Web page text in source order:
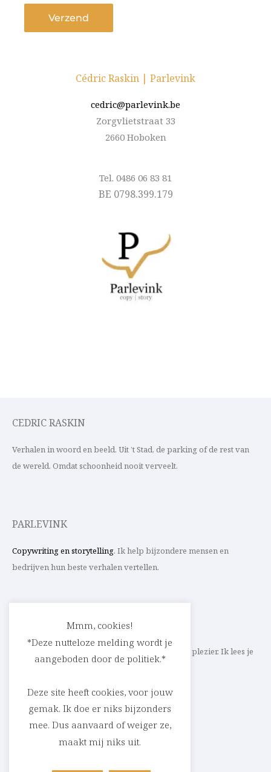
Verzend
Cédric Raskin | Parlevink
cedric@parlevink.be
Zorgvlietstraat 33
2660 Hoboken
Tel. 0486 06 83 81
BE 0798.399.179
CEDRIC RASKIN
Verhalen in woord en beeld. Uit ’t Stad, de parking of de rest van
de wereld. Omdat schoonheid nooit verveelt.
PARLEVINK
Copywriting en storytelling. Ik help bijzondere mensen en
bedrijven hun beste verhalen vertellen.
Schrijf ik straks mee aan jouw verhaal? Met veel plezier. Ik lees je
heel graag op
cedric@parlevink.be
SOCIAL
Facebook
Instagram
Linkedin
Mmm, cookies!
*Deze nutteloze melding wordt je
aangeboden door de politiek.*
Deze site heeft cookies, voor jouw
gemak. Ik doe er niks bijzonders
mee. Dus aanvaard of weiger ze,
maakt mij niks uit.